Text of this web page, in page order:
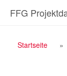
InhaltFFG
Startseite